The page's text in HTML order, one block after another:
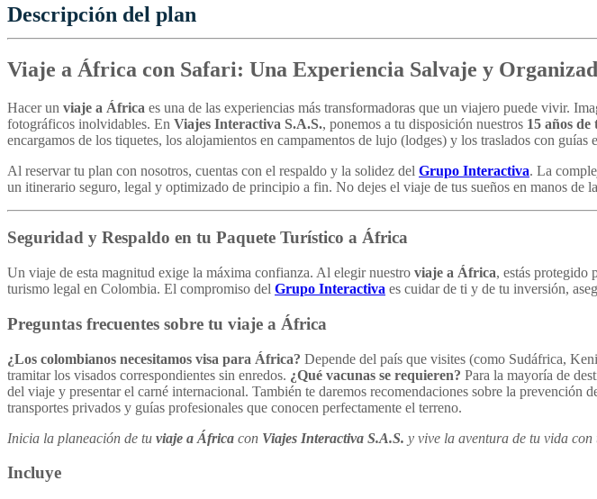
Descripción del plan
Viaje a África con Safari: Una Experiencia Salvaje y
Hacer un viaje a África es una de las experiencias más transformadoras que un viajero puede vivir.
fotográficos inolvidables. En Viajes Interactiva S.A.S., ponemos a tu disposición nuestros 15 años
encargamos de los tiquetes, los alojamientos en campamentos de lujo (lodges) y los traslados con
Al reservar tu plan con nosotros, cuentas con el respaldo y la solidez del Grupo Interactiva. La
un itinerario seguro, legal y optimizado de principio a fin. No dejes el viaje de tus sueños en manos de
Seguridad y Respaldo en tu Paquete Turístico a África
Un viaje de esta magnitud exige la máxima confianza. Al elegir nuestro viaje a África, estás protegido
turismo legal en Colombia. El compromiso del Grupo Interactiva es cuidar de ti y de tu inversión,
Preguntas frecuentes sobre tu viaje a África
¿Los colombianos necesitamos visa para África? Depende del país que visites (como Sudáfrica,
tramitar los visados correspondientes sin enredos. ¿Qué vacunas se requieren? Para la mayoría de
del viaje y presentar el carné internacional. También te daremos recomendaciones sobre la prevención
transportes privados y guías profesionales que conocen perfectamente el terreno.
Inicia la planeación de tu viaje a África con Viajes Interactiva S.A.S. y vive la aventura de tu vida con
Incluye